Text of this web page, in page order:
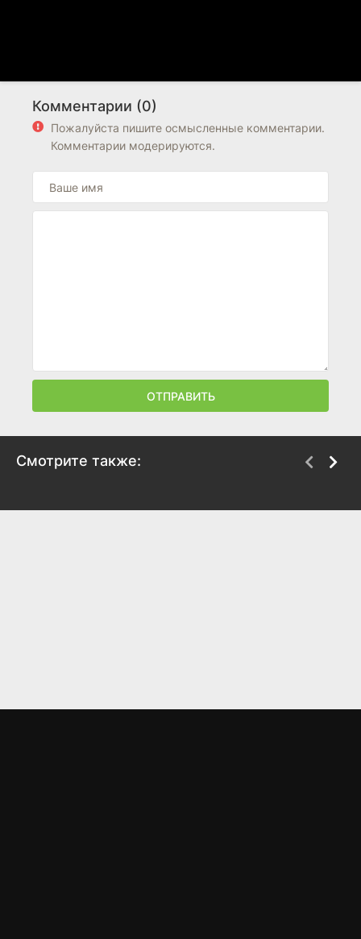
Комментарии (0)
Пожалуйста пишите осмысленные комментарии.
Комментарии модерируются.
ОТПРАВИТЬ
Смотрите также: